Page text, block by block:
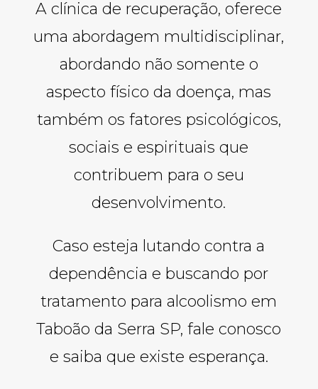
A clínica de recuperação, oferece
uma abordagem multidisciplinar,
abordando não somente o
aspecto físico da doença, mas
também os fatores psicológicos,
sociais e espirituais que
contribuem para o seu
desenvolvimento.
Caso esteja lutando contra a
dependência e buscando por
tratamento para alcoolismo em
Taboão da Serra SP, fale conosco
e saiba que existe esperança.